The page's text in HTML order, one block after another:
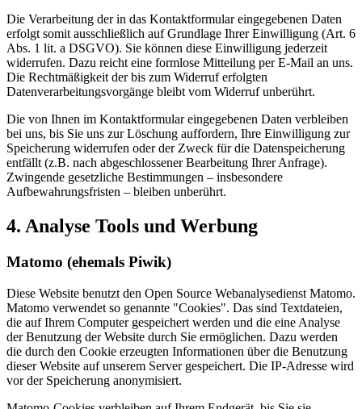
Die Verarbeitung der in das Kontaktformular eingegebenen Daten
erfolgt somit ausschließlich auf Grundlage Ihrer Einwilligung (Art. 6
Abs. 1 lit. a DSGVO). Sie können diese Einwilligung jederzeit
widerrufen. Dazu reicht eine formlose Mitteilung per E-Mail an uns.
Die Rechtmäßigkeit der bis zum Widerruf erfolgten
Datenverarbeitungsvorgänge bleibt vom Widerruf unberührt.
Die von Ihnen im Kontaktformular eingegebenen Daten verbleiben
bei uns, bis Sie uns zur Löschung auffordern, Ihre Einwilligung zur
Speicherung widerrufen oder der Zweck für die Datenspeicherung
entfällt (z.B. nach abgeschlossener Bearbeitung Ihrer Anfrage).
Zwingende gesetzliche Bestimmungen – insbesondere
Aufbewahrungsfristen – bleiben unberührt.
4. Analyse Tools und Werbung
Matomo (ehemals Piwik)
Diese Website benutzt den Open Source Webanalysedienst Matomo.
Matomo verwendet so genannte "Cookies". Das sind Textdateien,
die auf Ihrem Computer gespeichert werden und die eine Analyse
der Benutzung der Website durch Sie ermöglichen. Dazu werden
die durch den Cookie erzeugten Informationen über die Benutzung
dieser Website auf unserem Server gespeichert. Die IP-Adresse wird
vor der Speicherung anonymisiert.